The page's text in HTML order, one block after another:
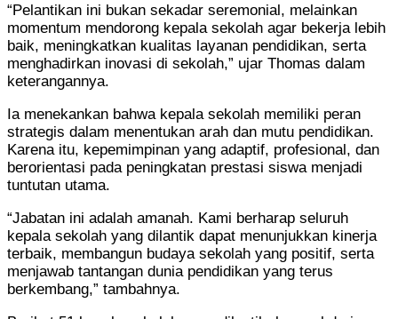
“Pelantikan ini bukan sekadar seremonial, melainkan
momentum mendorong kepala sekolah agar bekerja lebih
baik, meningkatkan kualitas layanan pendidikan, serta
menghadirkan inovasi di sekolah,” ujar Thomas dalam
keterangannya.
Ia menekankan bahwa kepala sekolah memiliki peran
strategis dalam menentukan arah dan mutu pendidikan.
Karena itu, kepemimpinan yang adaptif, profesional, dan
berorientasi pada peningkatan prestasi siswa menjadi
tuntutan utama.
“Jabatan ini adalah amanah. Kami berharap seluruh
kepala sekolah yang dilantik dapat menunjukkan kinerja
terbaik, membangun budaya sekolah yang positif, serta
menjawab tantangan dunia pendidikan yang terus
berkembang,” tambahnya.